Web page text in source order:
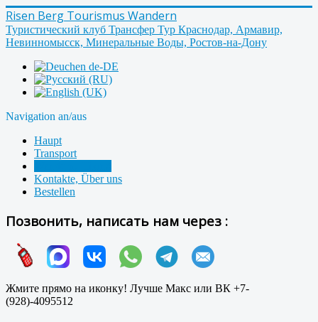
Risen Berg Tourismus Wandern
Туристический клуб Трансфер Тур Краснодар, Армавир,
Невинномысск, Минеральные Воды, Ростов-на-Дону
Navigation an/aus
Haupt
Transport
Kontakte, Über uns
Bestellen
Позвонить, написать нам через :
Жмите прямо на иконку! Лучше Макс или ВК +7-
(928)-4095512